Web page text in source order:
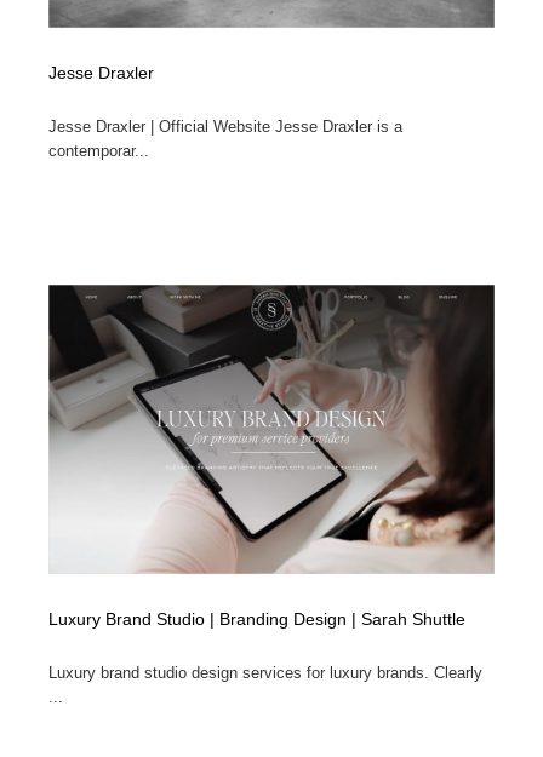
Jesse Draxler
Jesse Draxler | Official Website Jesse Draxler is a
contemporar...
Luxury Brand Studio | Branding Design | Sarah Shuttle
Luxury brand studio design services for luxury brands. Clearly